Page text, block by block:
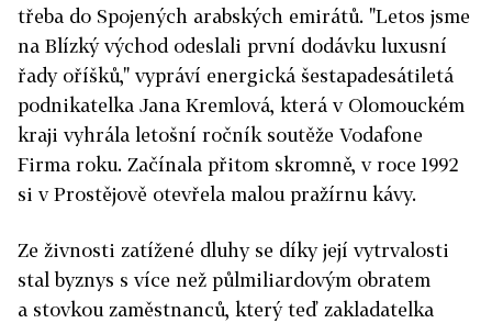
třeba do Spojených arabských emirátů. "Letos jsme
na Blízký východ odeslali první dodávku luxusní
řady oříšků," vypráví energická šestapadesátiletá
podnikatelka Jana Kremlová, která v Olomouckém
kraji vyhrála letošní ročník soutěže Vodafone
Firma roku. Začínala přitom skromně, v roce 1992
si v Prostějově otevřela malou pražírnu kávy.
Ze živnosti zatížené dluhy se díky její vytrvalosti
stal byznys s více než půlmiliardovým obratem
a stovkou zaměstnanců, který teď zakladatelka